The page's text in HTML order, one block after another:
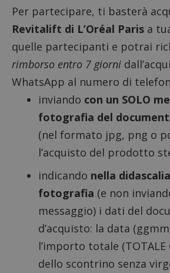
Per partecipare, ti basterà
Revitalift di L’Oréal Paris a
quelle partecipanti e potrai
rimborso entro 7 giorni
WhatsApp al numero di
inviando con un SOLO
fotografia del
(nel formato jpg, png o
l’acquisto del prodotto
indicando nella
fotografia (e non
messaggio) i dati del
d’acquisto: la data
l’importo totale (TOTALE
dello scontrino senza